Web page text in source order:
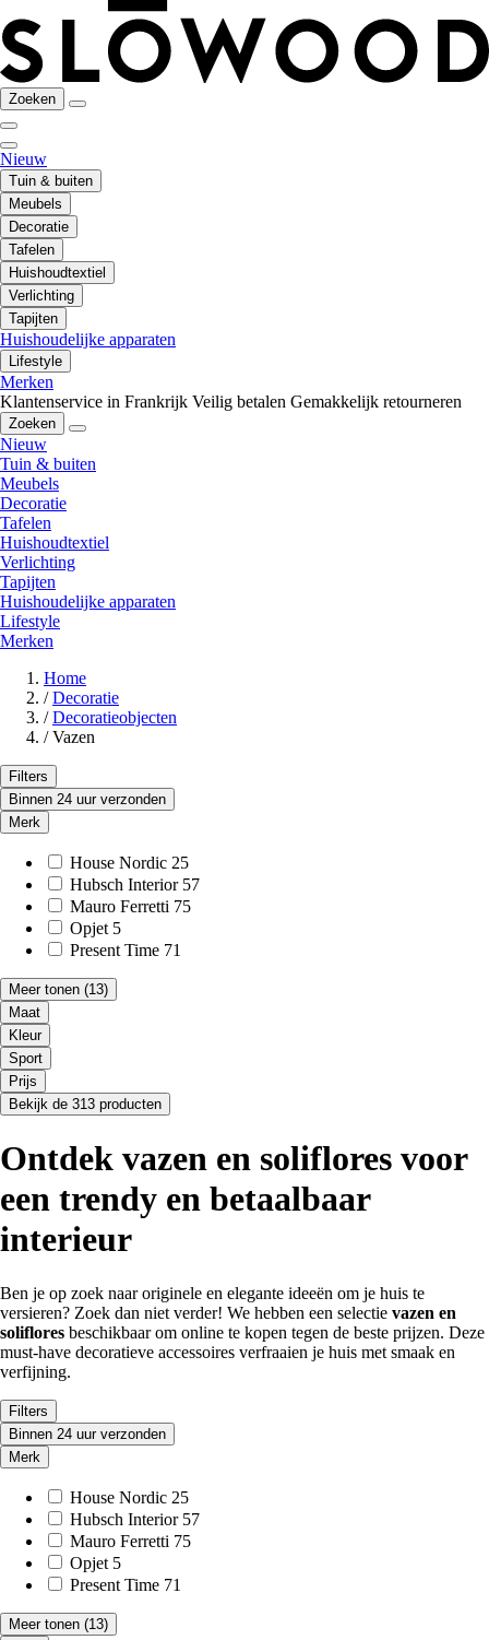
Zoeken
Nieuw
Tuin & buiten
Meubels
Decoratie
Tafelen
Huishoudtextiel
Verlichting
Tapijten
Huishoudelijke apparaten
Lifestyle
Merken
Klantenservice in Frankrijk Veilig betalen Gemakkelijk retourneren
Zoeken
Nieuw
Tuin & buiten
Meubels
Decoratie
Tafelen
Huishoudtextiel
Verlichting
Tapijten
Huishoudelijke apparaten
Lifestyle
Merken
Home
/ Decoratie
/ Decoratieobjecten
/ Vazen
Filters
Binnen 24 uur verzonden
Merk
House Nordic 25
Hubsch Interior 57
Mauro Ferretti 75
Opjet 5
Present Time 71
Meer tonen (13)
Maat
Kleur
Sport
Prijs
Bekijk de 313 producten
Ontdek vazen en soliflores voor
een trendy en betaalbaar
interieur
Ben je op zoek naar originele en elegante ideeën om je huis te
versieren? Zoek dan niet verder! We hebben een selectie vazen en
soliflores beschikbaar om online te kopen tegen de beste prijzen. Deze
must-have decoratieve accessoires verfraaien je huis met smaak en
verfijning.
Filters
Binnen 24 uur verzonden
Merk
House Nordic 25
Hubsch Interior 57
Mauro Ferretti 75
Opjet 5
Present Time 71
Meer tonen (13)